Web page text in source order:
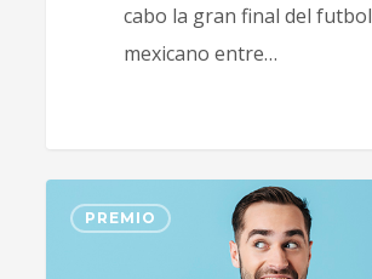
cabo la gran final del futbol
mexicano entre…
PREMIO 5